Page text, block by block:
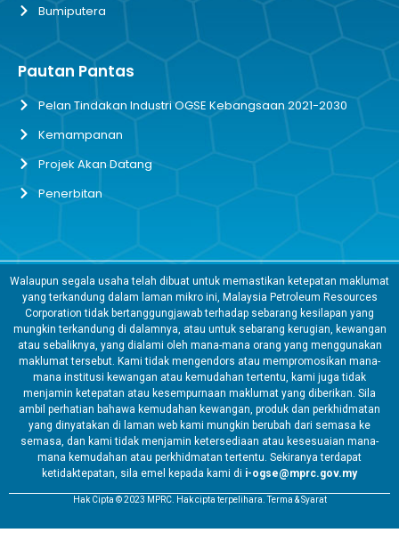
Bumiputera
Pautan Pantas
Pelan Tindakan Industri OGSE Kebangsaan 2021-2030
Kemampanan
Projek Akan Datang
Penerbitan
Walaupun segala usaha telah dibuat untuk memastikan ketepatan maklumat
yang terkandung dalam laman mikro ini, Malaysia Petroleum Resources
Corporation tidak bertanggungjawab terhadap sebarang kesilapan yang
mungkin terkandung di dalamnya, atau untuk sebarang kerugian, kewangan
atau sebaliknya, yang dialami oleh mana-mana orang yang menggunakan
maklumat tersebut. Kami tidak mengendors atau mempromosikan mana-
mana institusi kewangan atau kemudahan tertentu, kami juga tidak
menjamin ketepatan atau kesempurnaan maklumat yang diberikan. Sila
ambil perhatian bahawa kemudahan kewangan, produk dan perkhidmatan
yang dinyatakan di laman web kami mungkin berubah dari semasa ke
semasa, dan kami tidak menjamin ketersediaan atau kesesuaian mana-
mana kemudahan atau perkhidmatan tertentu. Sekiranya terdapat
ketidaktepatan, sila emel kepada kami di i-ogse@mprc.gov.my
Hak Cipta © 2023 MPRC. Hak cipta terpelihara. Terma & Syarat